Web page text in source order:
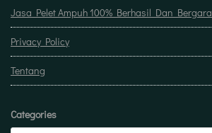
Jasa Pelet Ampuh 100% Berhasil Dan
Privacy Policy
Tentang
Categories